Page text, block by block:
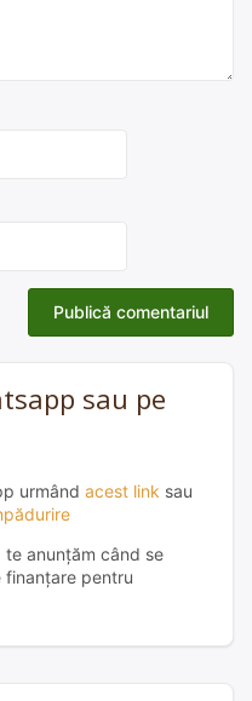
sau pe
urmând acest link sau
te anunțăm când se
finanțare pentru